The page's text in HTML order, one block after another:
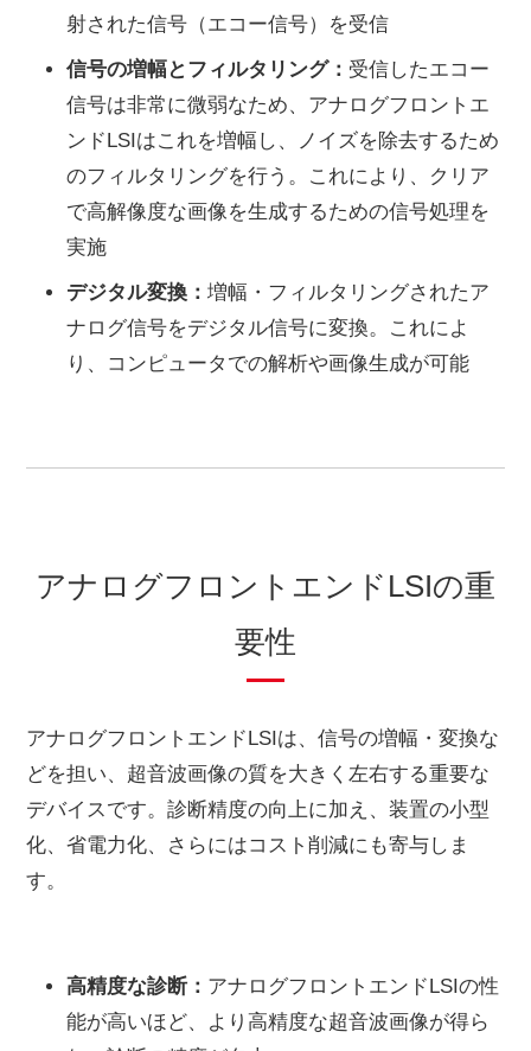
射された信号（エコー信号）を受信
信号の増幅とフィルタリング： 受信したエコー
信号は非常に微弱なため、アナログフロントエ
ンドLSIはこれを増幅し、ノイズを除去するため
のフィルタリングを行う。これにより、クリア
で高解像度な画像を生成するための信号処理を
実施
デジタル変換： 増幅・フィルタリングされたア
ナログ信号をデジタル信号に変換。これによ
り、コンピュータでの解析や画像生成が可能
アナログフロントエンドLSIの重
要性
アナログフロントエンドLSIは、信号の増幅・変換な
どを担い、超音波画像の質を大きく左右する重要な
デバイスです。診断精度の向上に加え、装置の小型
化、省電力化、さらにはコスト削減にも寄与しま
す。
高精度な診断： アナログフロントエンドLSIの性
能が高いほど、より高精度な超音波画像が得ら